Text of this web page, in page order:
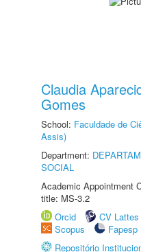
Claudia
Gomes
School: Faculdade de
Assis)
Department:
SOCIAL
Academic Appointment
title: MS-3.2
Orcid
CV Lattes
Scopus
Fapesp
Repositório